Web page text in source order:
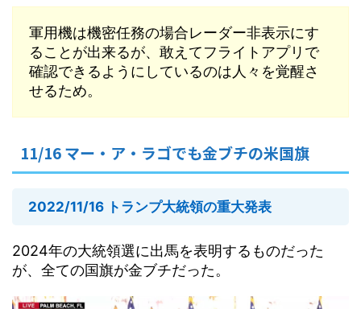
軍用機は機密任務の場合レーダー非表示にす
ることが出来るが、敢えてフライトアプリで
確認できるようにしているのは人々を覚醒さ
せるため。
11/16 マー・ア・ラゴでも金ブチの米国旗
2022/11/16 トランプ大統領の重大発表
2024年の大統領選に出馬を表明するものだった
が、全ての国旗が金ブチだった。